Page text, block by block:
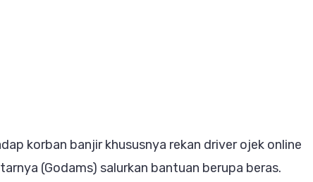
korban banjir khususnya rekan driver ojek online
(Godams) salurkan bantuan berupa beras.